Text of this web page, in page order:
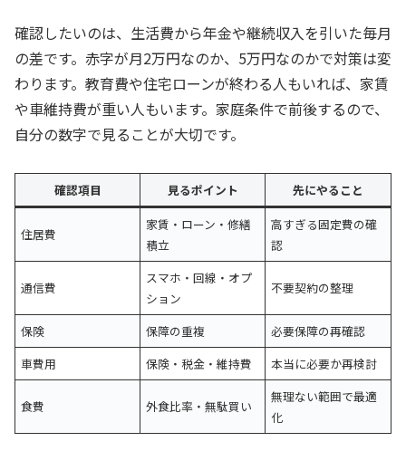
確認したいのは、生活費から年金や継続収入を引いた毎月
の差です。赤字が月2万円なのか、5万円なのかで対策は変
わります。教育費や住宅ローンが終わる人もいれば、家賃
や車維持費が重い人もいます。家庭条件で前後するので、
自分の数字で見ることが大切です。
確認項目 見るポイント 先にやること
住居費
家賃・ローン・修繕
積立
高すぎる固定費の確
認
通信費
スマホ・回線・オプ
ション
不要契約の整理
保険 保障の重複
必要保障の再確認
車費用
保険・税金・維持費 本当に必要か再検討
食費 外食比率・無駄買い
無理ない範囲で最適
化